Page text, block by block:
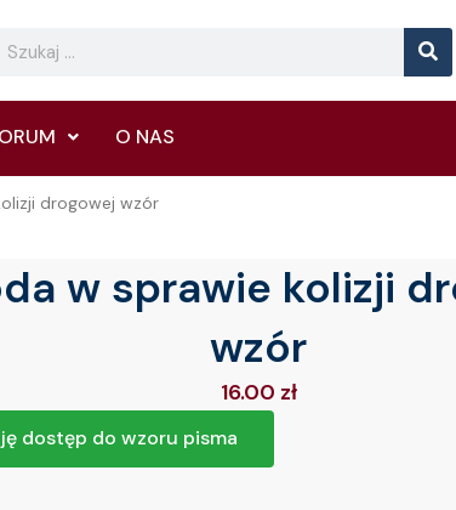
Search
O NAS
drogowej wzór
w sprawie kolizji
wzór
16.00 zł
dostęp do wzoru pisma